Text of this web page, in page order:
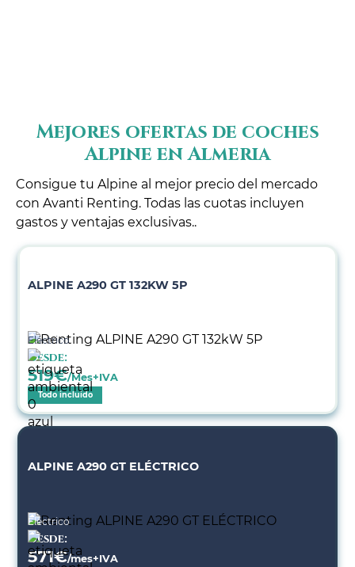
Mejores ofertas de coches
Alpine en Almeria
Consigue tu Alpine al mejor precio del mercado
con Avanti Renting. Todas las cuotas incluyen
gastos y ventajas exclusivas..
ALPINE A290 GT 132KW 5P
Eléctrico
Desde:
519€/Mes+IVA
Todo incluido
ALPINE A290 GT ELÉCTRICO
Eléctrico
Desde:
571€/mes+IVA